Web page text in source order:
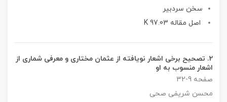
سخن سردبیر
اصل مقاله 97.03 K
2. تصحیح برخی اشعار نویافته از عثمان مختاری و معرفی شماری از
اشعار منسوب به او
صفحه 9-32
محسن شریفی صحی